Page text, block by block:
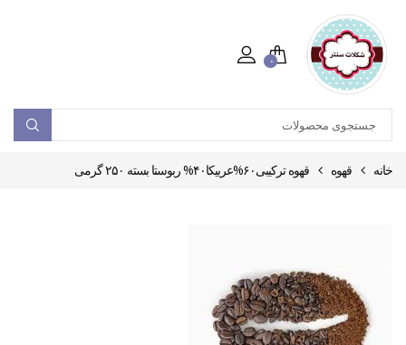
۰
خانه قهوه قهوه ترکیبی۶۰%عربیکا۴۰% ربوستا بسته ۲۵۰ گرمی